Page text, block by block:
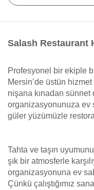
Salash Restaurant
Profesyonel bir ekiple
Mersin’de üstün
nişana kınadan
organizasyonunuza ev
güler yüzümüzle
Tahta ve taşın
şık bir atmosferle
organizasyonuna ev
Çünkü çalıştığımız